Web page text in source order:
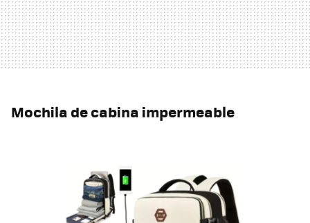
Mochila de cabina impermeable